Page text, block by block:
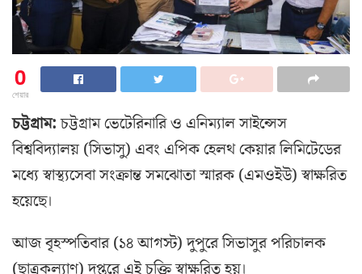
0
শেয়ার
চট্টগ্রাম:চট্টগ্রাম ভেটেরিনারি ও এনিম্যাল সাইন্সেস
বিশ্ববিদ্যালয় (সিভাসু) এবং এপিক হেলথ কেয়ার লিমিটেডের
মধ্যে স্বাস্থ্যসেবা সংক্রান্ত সমঝোতা স্মারক (এমওইউ) স্বাক্ষরিত
হয়েছে।
আজ বৃহস্পতিবার (১৪ আগস্ট) দুপুরে সিভাসুর পরিচালক
(ছাত্রকল্যাণ) দপ্তরে এই চুক্তি স্বাক্ষরিত হয়।